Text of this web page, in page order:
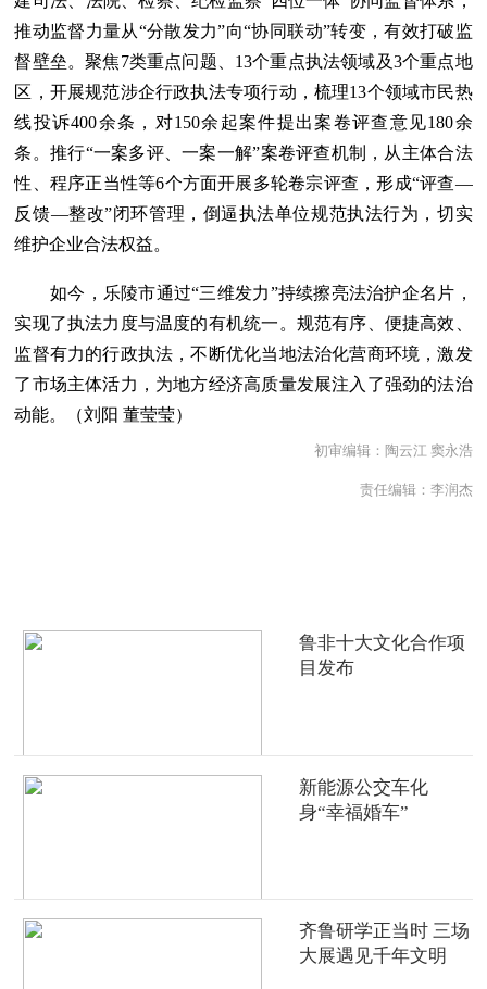
推动监督力量从“分散发力”向“协同联动”转变，有效打破监
督壁垒。聚焦7类重点问题、13个重点执法领域及3个重点地
区，开展规范涉企行政执法专项行动，梳理13个领域市民热
线投诉400余条，对150余起案件提出案卷评查意见180余
条。推行“一案多评、一案一解”案卷评查机制，从主体合法
性、程序正当性等6个方面开展多轮卷宗评查，形成“评查—
反馈—整改”闭环管理，倒逼执法单位规范执法行为，切实
维护企业合法权益。
如今，乐陵市通过“三维发力”持续擦亮法治护企名片，
实现了执法力度与温度的有机统一。规范有序、便捷高效、
监督有力的行政执法，不断优化当地法治化营商环境，激发
了市场主体活力，为地方经济高质量发展注入了强劲的法治
动能。（刘阳 董莹莹）
初审编辑：陶云江 窦永浩
责任编辑：李润杰
鲁非十大文化合作项
目发布
新能源公交车化
身“幸福婚车”
齐鲁研学正当时 三场
大展遇见千年文明